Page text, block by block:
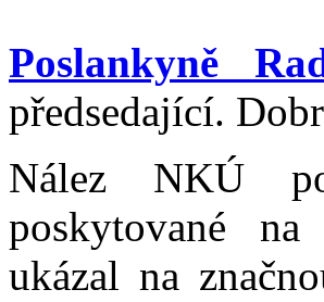
Poslankyně
předsedající.
Nález NKÚ
poskytované
ukázal na